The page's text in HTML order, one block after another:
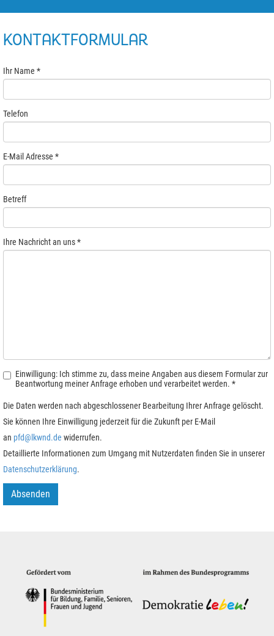
KONTAKTFORMULAR
Ihr Name *
Telefon
E-Mail Adresse *
Betreff
Ihre Nachricht an uns*
Einwilligung: Ich stimme zu, dass meine Angaben aus diesem Formular zur
Beantwortung meiner Anfrage erhoben und verarbeitet werden. *
Die Daten werden nach abgeschlossener Bearbeitung Ihrer Anfrage gelöscht.
Sie können Ihre Einwilligung jederzeit für die Zukunft per E-Mail
an pfd@lkwnd.de widerrufen.
Detaillierte Informationen zum Umgang mit Nutzerdaten finden Sie in unserer
Datenschutzerklärung.
Absenden